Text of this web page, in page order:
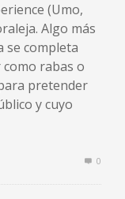
(Umo,
Algo más
se completa
rabas o
pretender
y cuyo
0